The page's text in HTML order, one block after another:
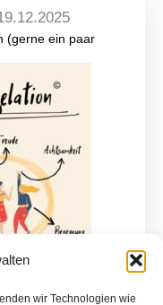
wir Technologien wie
(gerne ein paar